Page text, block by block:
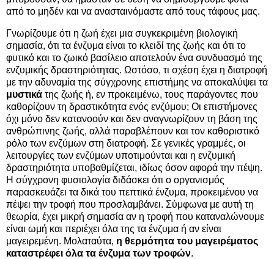
από το μηδέν και να ανασταινόμαστε από τους τάφους μας.
Γνωρίζουμε ότι η ζωή έχει μια συγκεκριμένη βιολογική
σημασία, ότι τα ένζυμα είναι το κλειδί της ζωής και ότι το
φυτικό και το ζωικό βασίλειο αποτελούν ένα συνδυασμό της
ενζυμικής δραστηριότητας. Ωστόσο, τι σχέση έχει η διατροφή
με την αδυναμία της σύγχρονης επιστήμης να αποκαλύψει τα
μυστικά της ζωής ή, εν προκειμένω, τους παράγοντες που
καθορίζουν τη δραστικότητα ενός ενζύμου; Οι επιστήμονες
όχι μόνο δεν κατανοούν και δεν αναγνωρίζουν τη βάση της
ανθρώπινης ζωής, αλλά παραβλέπουν και τον καθοριστικό
ρόλο των ενζύμων στη διατροφή. Σε γενικές γραμμές, οι
λειτουργίες των ενζύμων υποτιμούνται και η ενζυμική
δραστηριότητα υποβαθμίζεται, ιδίως όσον αφορά την πέψη.
Η σύγχρονη φυσιολογία διδάσκει ότι ο οργανισμός
παρασκευάζει τα δικά του πεπτικά ένζυμα, προκειμένου να
πέψει την τροφή που προσλαμβάνει. Σύμφωνα με αυτή τη
θεωρία, έχει μικρή σημασία αν η τροφή που καταναλώνουμε
είναι ωμή και περιέχει όλα της τα ένζυμα ή αν είναι
μαγειρεμένη. Μολαταύτα, η θερμότητα του μαγειρέματος
καταστρέφει όλα τα ένζυμα των τροφών.